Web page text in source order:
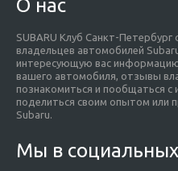
О нас
SUBARU Клуб Санкт-
владельцев автомобилей
интересующую вас
вашего автомобиля, отзывы
познакомиться и пообщаться
поделиться своим опытом или
Subaru.
Мы в социальных